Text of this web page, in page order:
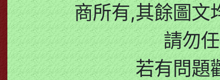
商所有,其餘圖文
請勿
若有問題